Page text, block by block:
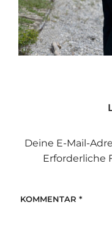
Deine E-Mail-
Erforderliche
KOMMENTAR *